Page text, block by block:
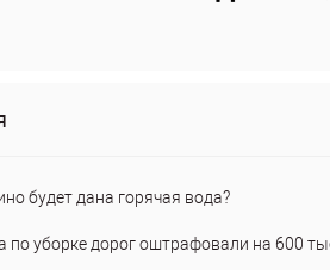
будет дана горячая вода?
по уборке дорог оштрафовали на 600